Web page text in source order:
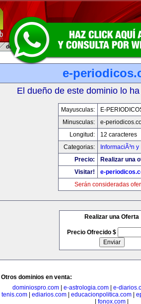
e-
El dueño de este dominio lo
Mayusculas:
E-
Minusculas:
e-
Longitud:
12 caracteres
Categorias:
InformaciÃ³n
Precio:
Realizar una
Visitar!
e-
Serán consideradas
Realizar una Oferta
Precio Ofrecido $
Otros dominios en venta:
dominiospro.com
e-astrologia.com
e-
tenis.com
ediarios.com educacionpolitica.com
fonox.com